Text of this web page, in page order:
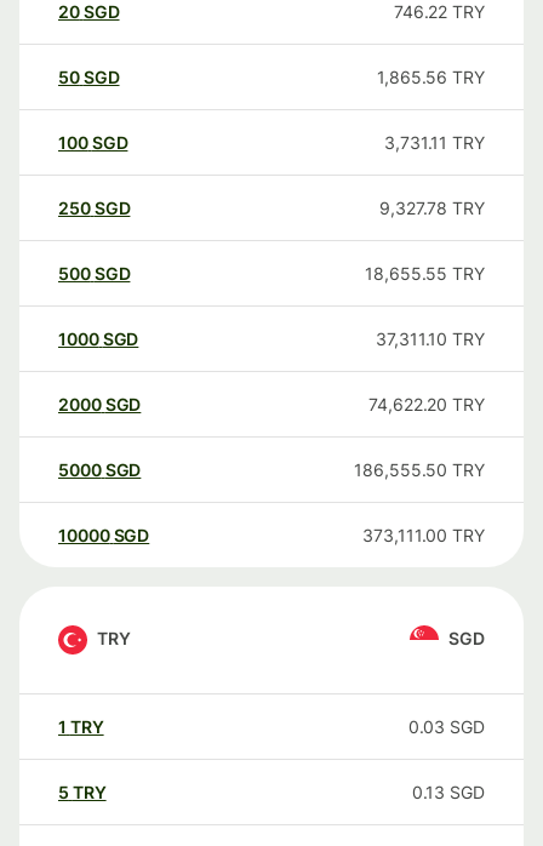
20SGD 746.22 TRY
50SGD 1,865.56 TRY
100SGD 3,731.11 TRY
250SGD 9,327.78 TRY
500SGD 18,655.55 TRY
1000SGD 37,311.10 TRY
2000SGD 74,622.20 TRY
5000SGD 186,555.50 TRY
10000 SGD 373,111.00 TRY
TRY SGD
1 TRY 0.03 SGD
5 TRY 0.13 SGD